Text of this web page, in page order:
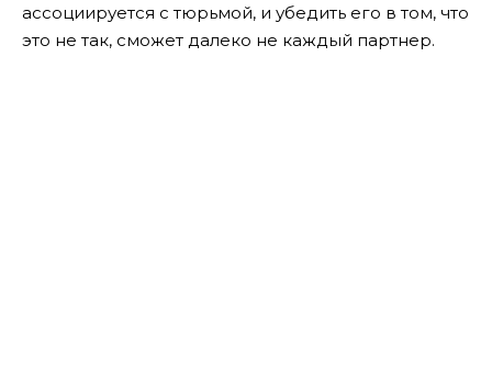
ассоциируется с тюрьмой, и убедить его в том, что
это не так, сможет далеко не каждый партнер.